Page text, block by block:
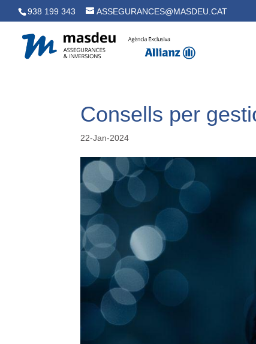
938 199 343 ASSEGURANCES@MASDEU.CAT
Consells per
22-Jan-2024